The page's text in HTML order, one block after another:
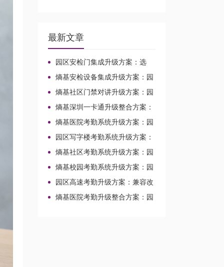
最新文章
园区安检门集成升级方案：选
型、对接与改造路径
熵基安检设备集成升级方案：园
区与校园场景整合改造路径
熵基社区门禁对讲升级方案：园
区与校园场景改造整合
熵基深圳一卡通升级整合方案：
园区与校园改造实施路径
熵基医院考勤系统升级方案：园
区与校园场景考勤改造整合路径
园区写字楼考勤系统升级方案：
熵基终端选型与兼容改造路径
熵基社区考勤系统升级方案：园
区与校园兼容改造路径
熵基校园考勤系统升级方案：园
区场景选型、对接与预算判断
园区高速考勤升级方案：兼容改
造与选型路径
熵基医院考勤升级整合方案：园